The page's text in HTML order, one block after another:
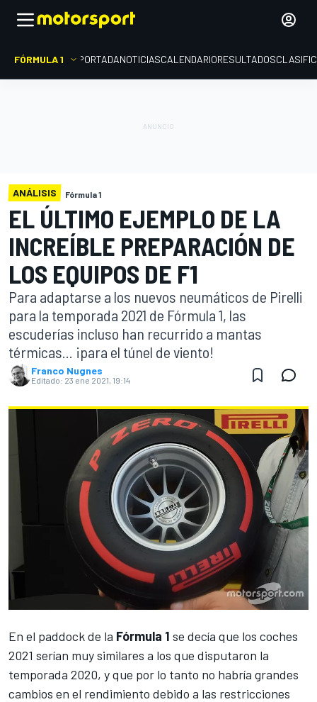
FÓRMULA 1 PORTADANOTICIASCALENDARIORESULTADOS
ANÁLISIS Fórmula 1
EL ÚLTIMO EJEMPLO DE LA
INCREÍBLE PREPARACIÓN DE
LOS EQUIPOS DE F1
Para adaptarse a los nuevos neumáticos de Pirelli
para la temporada 2021 de Fórmula 1, las
escuderías incluso han recurrido a mantas
térmicas... ¡para el túnel de viento!
Franco Nugnes
Editado: 23 ene 2021, 19:14
En el paddock de la Fórmula 1 se decía que los coches
2021 serían muy similares a los que disputaron la
temporada 2020, y que por lo tanto no habría grandes
cambios en el rendimiento debido a las restricciones